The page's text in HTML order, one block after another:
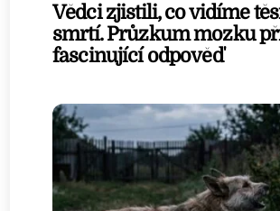
Vědci zjistili, co vidíme
smrtí. Průzkum mozku
fascinující odpověď